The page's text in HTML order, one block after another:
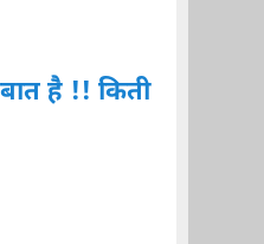
है !! किती